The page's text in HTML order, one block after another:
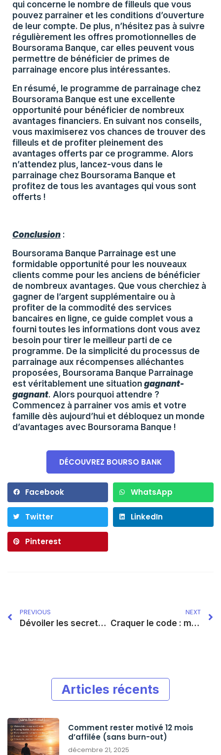
qui concerne le nombre de filleuls que vous
pouvez parrainer et les conditions d’ouverture
de leur compte. De plus, n’hésitez pas à suivre
régulièrement les offres promotionnelles de
Boursorama Banque, car elles peuvent vous
permettre de bénéficier de primes de
parrainage encore plus intéressantes.
En résumé, le programme de parrainage chez
Boursorama Banque est une excellente
opportunité pour bénéficier de nombreux
avantages financiers. En suivant nos conseils,
vous maximiserez vos chances de trouver des
filleuls et de profiter pleinement des
avantages offerts par ce programme. Alors
n’attendez plus, lancez-vous dans le
parrainage chez Boursorama Banque et
profitez de tous les avantages qui vous sont
offerts !
Conclusion :
Boursorama Banque Parrainage est une
formidable opportunité pour les nouveaux
clients comme pour les anciens de bénéficier
de nombreux avantages. Que vous cherchiez à
gagner de l’argent supplémentaire ou à
profiter de la commodité des services
bancaires en ligne, ce guide complet vous a
fourni toutes les informations dont vous avez
besoin pour tirer le meilleur parti de ce
programme. De la simplicité du processus de
parrainage aux récompenses alléchantes
proposées, Boursorama Banque Parrainage
est véritablement une situation gagnant-
gagnant. Alors pourquoi attendre ?
Commencez à parrainer vos amis et votre
famille dès aujourd’hui et débloquez un monde
d’avantages avec Boursorama Banque !
DÉCOUVREZ BOURSO BANK
Facebook WhatsApp
Twitter LinkedIn
Pinterest
PREVIOUS
Dévoiler les secrets : comment gagner de l’argent sur TikTok avec une calculatrice
NEXT
Craquer le code : maximiser vos revenus TikTok grâce aux vues
Articles récents
Comment rester motivé 12 mois
d’affilée (sans burn-out)
décembre 21, 2025